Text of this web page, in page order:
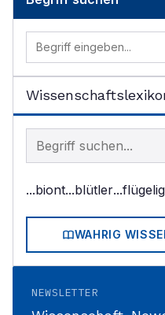
Begriff im Lexikon
...biont...blütler...flügelig
WAHRIG
NEWSLETTER